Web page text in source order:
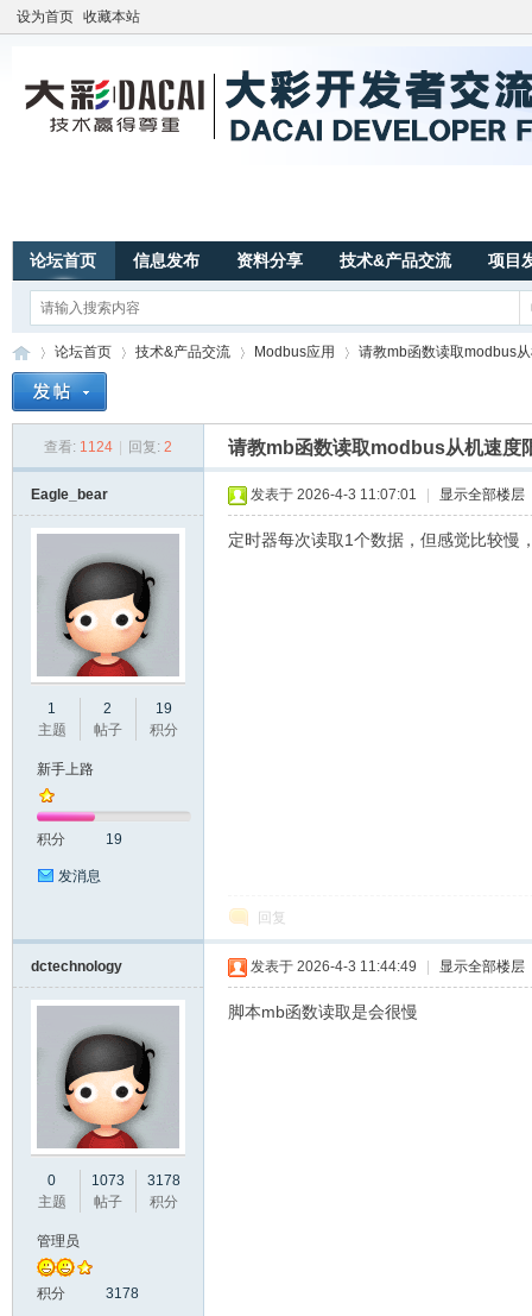
设为首页 收藏本站
论坛首页 信息发布 资料分享 技术&产品交流 项目
论坛首页
›
技术&产品交流
›
Modbus应用
›
请教mb函数读取modbus
查看: 1124 回复: 2 请教mb函数读取modbus从机速度
Eagle_bear
1
主题
2
帖子
19
积分
新手上路
积分 19
发消息
发表于 2026-4-3 11:07:01 显示全部楼层
定时器每次读取1个数据，但感觉比较慢
回复
dctechnology
0
主题
1073
帖子
3178
积分
管理员
积分 3178
发表于 2026-4-3 11:44:49 显示全部楼层
脚本mb函数读取是会很慢